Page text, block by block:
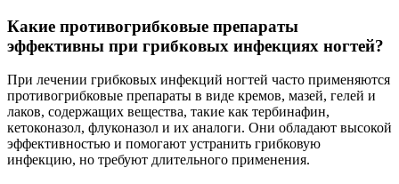
Какие противогрибковые препараты
эффективны при грибковых инфекциях ногтей?
При лечении грибковых инфекций ногтей часто применяются
противогрибковые препараты в виде кремов, мазей, гелей и
лаков, содержащих вещества, такие как тербинафин,
кетоконазол, флуконазол и их аналоги. Они обладают высокой
эффективностью и помогают устранить грибковую
инфекцию, но требуют длительного применения.